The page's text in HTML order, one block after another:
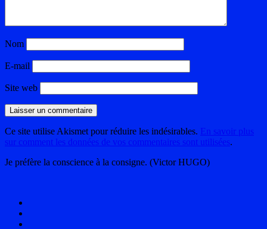
Nom
E-mail
Site web
Ce site utilise Akismet pour réduire les indésirables. En savoir plus
sur comment les données de vos commentaires sont utilisées.
Je préfère la conscience à la consigne. (Victor HUGO)